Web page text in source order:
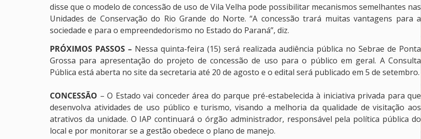
disse que o modelo de concessão de uso de Vila Velha pode possibilitar mecanismos semelhantes nas
Unidades de Conservação do Rio Grande do Norte. “A concessão trará muitas vantagens para a
sociedade e para o empreendedorismo no Estado do Paraná”, diz.
PRÓXIMOS PASSOS – Nessa quinta-feira (15) será realizada audiência pública no Sebrae de Ponta
Grossa para apresentação do projeto de concessão de uso para o público em geral. A Consulta
Pública está aberta no site da secretaria até 20 de agosto e o edital será publicado em 5 de setembro.
CONCESSÃO – O Estado vai conceder área do parque pré-estabelecida à iniciativa privada para que
desenvolva atividades de uso público e turismo, visando a melhoria da qualidade de visitação aos
atrativos da unidade. O IAP continuará o órgão administrador, responsável pela política pública do
local e por monitorar se a gestão obedece o plano de manejo.